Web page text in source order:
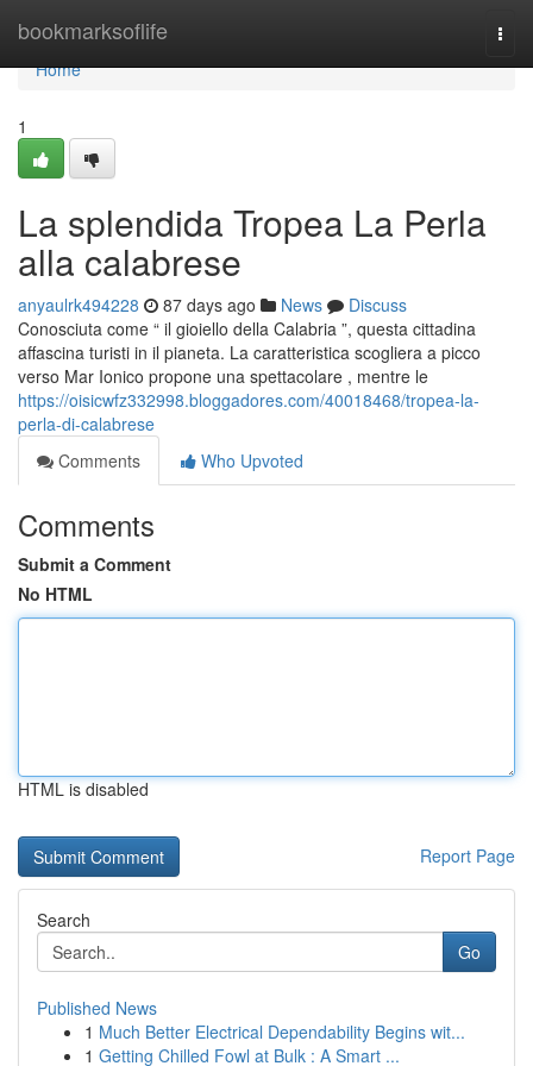
bookmarksoflife
Home
Home
1
La splendida Tropea La Perla
alla calabrese
anyaulrk494228 87 days ago News
Discuss
Conosciuta come “ il gioiello della Calabria ”, questa cittadina
affascina turisti in il pianeta. La caratteristica scogliera a picco
verso Mar Ionico propone una spettacolare , mentre le
https://oisicwfz332998.bloggadores.com/40018468/tropea-la-
perla-di-calabrese
Comments
Who Upvoted
Comments
Submit a Comment
No HTML
HTML is disabled
Report Page
Search
Go
Published News
1 Much Better Electrical Dependability Begins wit...
1 Getting Chilled Fowl at Bulk : A Smart ...